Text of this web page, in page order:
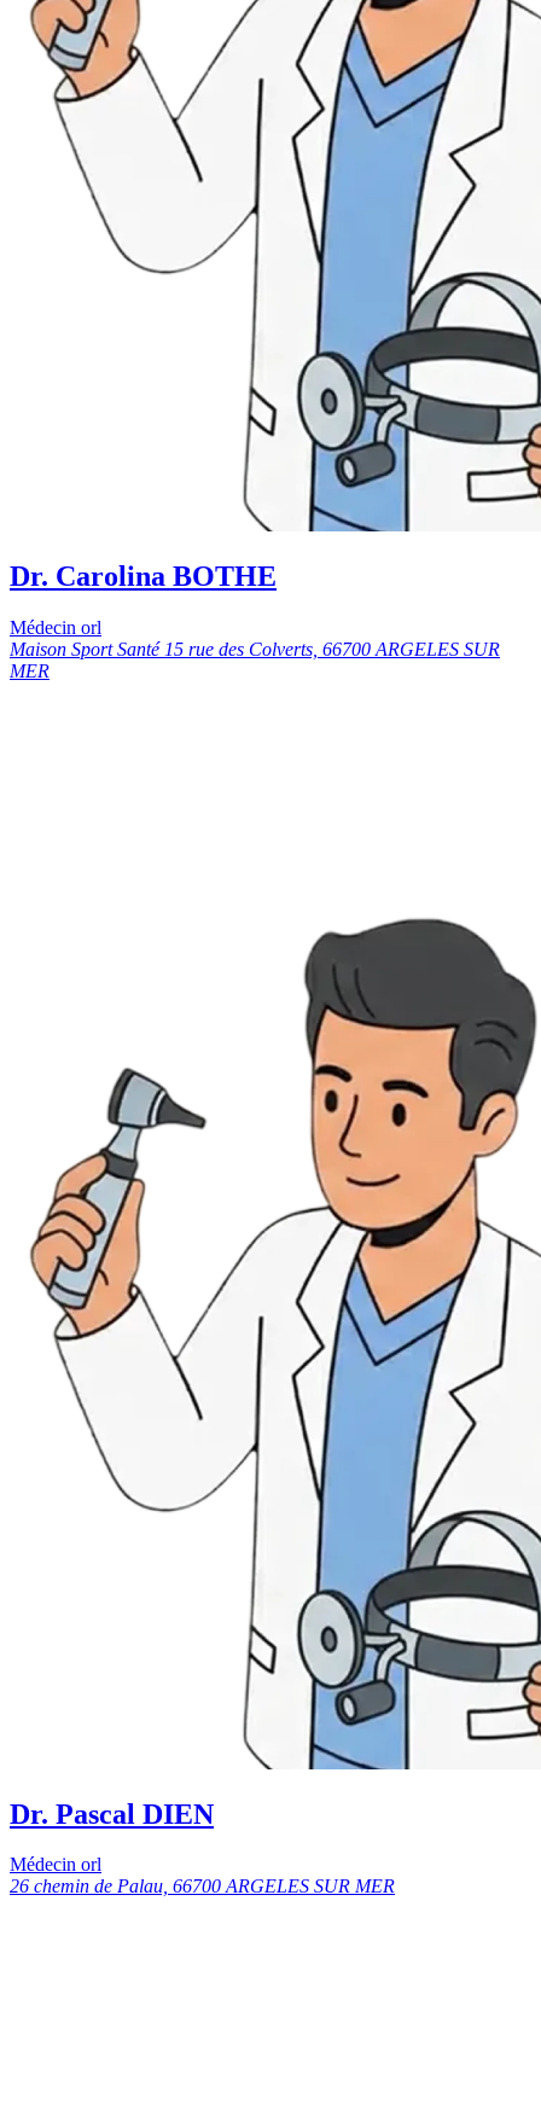
Dr. Carolina BOTHE
Médecin orl
Maison Sport Santé 15 rue des Colverts, 66700 ARGELES SUR
MER
Dr. Pascal DIEN
Médecin orl
26 chemin de Palau, 66700 ARGELES SUR MER